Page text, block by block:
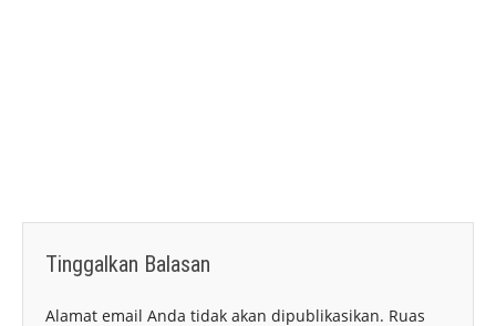
Tinggalkan Balasan
Alamat email Anda tidak akan dipublikasikan. Ruas